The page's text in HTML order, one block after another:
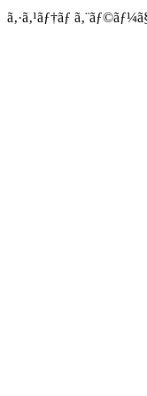
ã‚·ã‚¹ãƒ†ãƒ